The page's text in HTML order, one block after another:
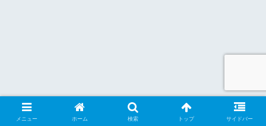
メニュー ホーム 検索 トップ サイドバー